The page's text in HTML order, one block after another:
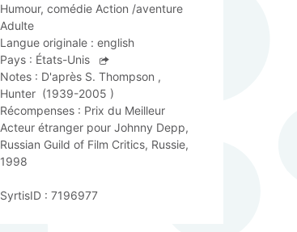
Humour, comédie Action /aventure
Adulte
Langue originale : english
Pays : États-Unis
Notes : D'après S. Thompson ,
Hunter  (1939-2005 )
Récompenses : Prix du Meilleur
Acteur étranger pour Johnny Depp,
Russian Guild of Film Critics, Russie,
1998
SyrtisID : 7196977